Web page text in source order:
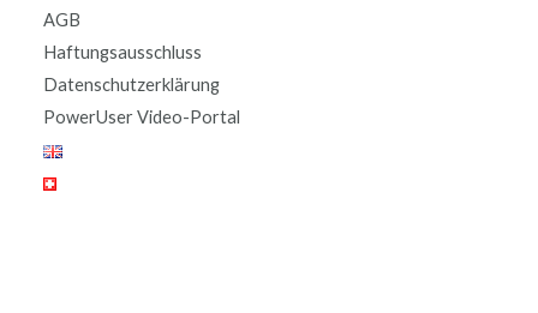
AGB
Haftungsausschluss
Datenschutzerklärung
PowerUser Video-Portal